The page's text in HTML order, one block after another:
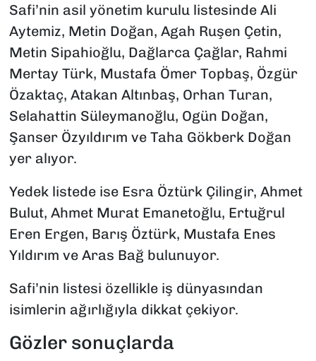
Safi’nin asil yönetim kurulu listesinde Ali
Aytemiz, Metin Doğan, Agah Ruşen Çetin,
Metin Sipahioğlu, Dağlarca Çağlar, Rahmi
Mertay Türk, Mustafa Ömer Topbaş, Özgür
Özaktaç, Atakan Altınbaş, Orhan Turan,
Selahattin Süleymanoğlu, Ogün Doğan,
Şanser Özyıldırım ve Taha Gökberk Doğan
yer alıyor.
Yedek listede ise Esra Öztürk Çilingir, Ahmet
Bulut, Ahmet Murat Emanetoğlu, Ertuğrul
Eren Ergen, Barış Öztürk, Mustafa Enes
Yıldırım ve Aras Bağ bulunuyor.
Safi’nin listesi özellikle iş dünyasından
isimlerin ağırlığıyla dikkat çekiyor.
Gözler sonuçlarda